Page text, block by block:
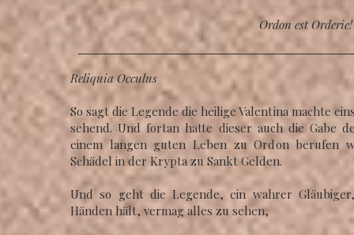
Ordon est
Reliquia Occulus
So sagt die Legende die heilige Valentina machte
sehend. Und fortan hatte dieser auch die Gabe
einem langen guten Leben zu Ordon berufen
Schädel in der Krypta zu Sankt Gelden.
Und so geht die Legende, ein wahrer
Händen hält, vermag alles zu sehen,